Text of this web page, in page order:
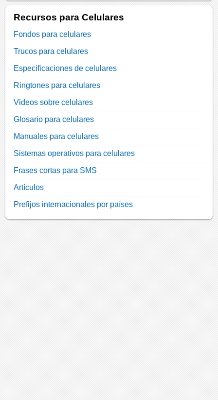
Recursos para Celulares
Fondos para celulares
Trucos para celulares
Especificaciones de celulares
Ringtones para celulares
Videos sobre celulares
Glosario para celulares
Manuales para celulares
Sistemas operativos para celulares
Frases cortas para SMS
Artículos
Prefijos internacionales por países